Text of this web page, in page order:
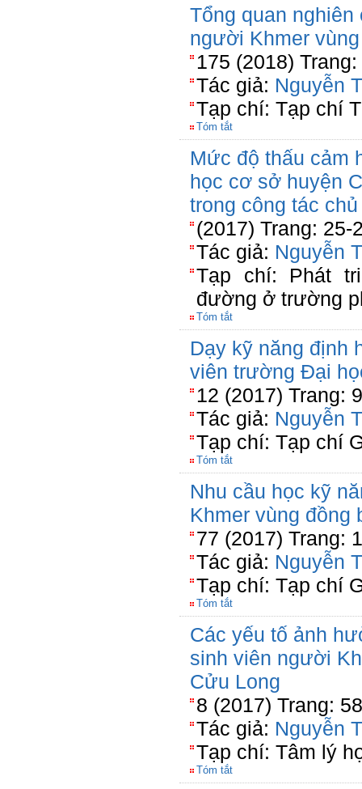
Tổng quan
người Khmer
175 (2018)
Tác giả: Nguyễn
Tạp chí: Tạp chí
Tóm tắt
Mức độ thấu cảm
học cơ sở huyện
trong công tác
(2017) Trang: 25-
Tác giả: Nguyễn
Tạp chí: Phát
đường ở trường
Tóm tắt
Dạy kỹ năng định
viên trường Đại
12 (2017) Trang:
Tác giả: Nguyễn
Tạp chí: Tạp chí
Tóm tắt
Nhu cầu học kỹ
Khmer vùng đồng
77 (2017) Trang:
Tác giả: Nguyễn
Tạp chí: Tạp chí
Tóm tắt
Các yếu tố ảnh
sinh viên người
Cửu Long
8 (2017) Trang:
Tác giả: Nguyễn
Tạp chí: Tâm lý
Tóm tắt